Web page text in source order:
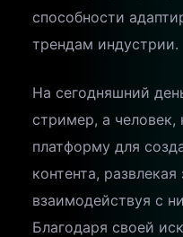
способности
трендам индустрии.
На сегодняшний
стример, а
платформу для
контента,
взаимодействуя с
Благодаря своей